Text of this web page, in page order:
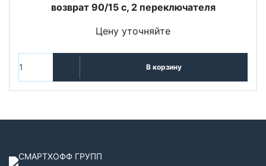
возврат 90/15 с, 2 переключателя
Цену уточняйте
В корзину